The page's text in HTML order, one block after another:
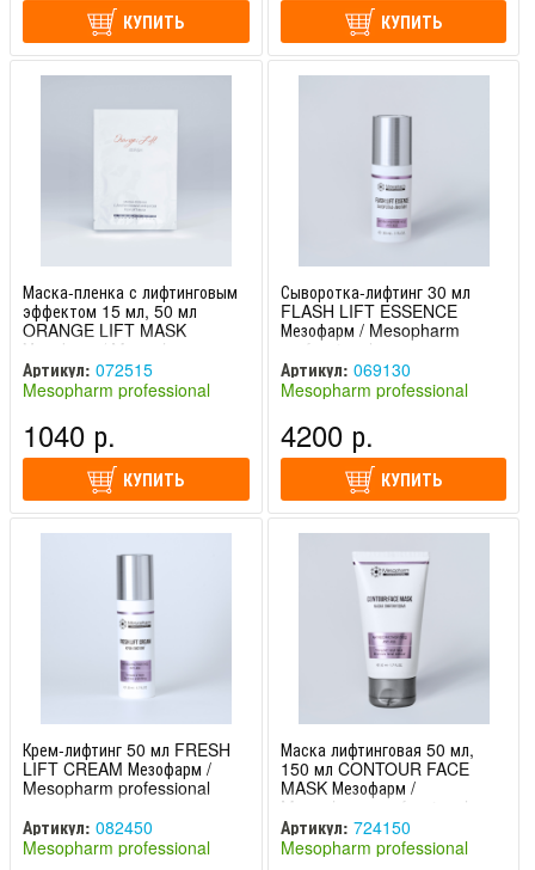
КУПИТЬ КУПИТЬ
Маска-пленка с лифтинговым
эффектом 15 мл, 50 мл
ORANGE LIFT MASK
Мезофарм / Mesopharm
professional
Артикул: 072515
Mesopharm professional
1040 р.
КУПИТЬ
Сыворотка-лифтинг 30 мл
FLASH LIFT ESSENCE
Мезофарм / Mesopharm
professional
Артикул: 069130
Mesopharm professional
4200 р.
КУПИТЬ
Крем-лифтинг 50 мл FRESH
LIFT CREAM Мезофарм /
Mesopharm professional
Артикул: 082450
Mesopharm professional
Маска лифтинговая 50 мл,
150 мл CONTOUR FACE
MASK Мезофарм /
Mesopharm professional
Артикул: 724150
Mesopharm professional